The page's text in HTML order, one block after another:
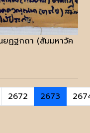
ฏฐกถา (สัมมหาวัค
2672 2673